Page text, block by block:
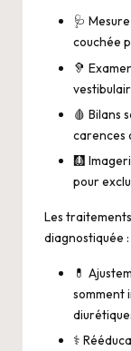
🩺
couchée
🦻
🩸 Bilans
carences
🩻
pour
Les
diagnostiquée :
💊
somment
⚕️